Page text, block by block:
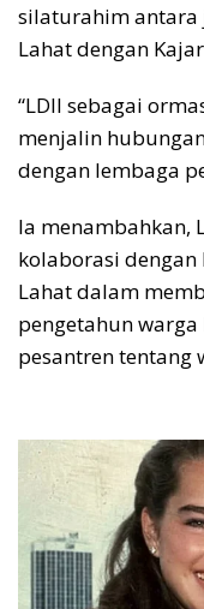
silaturahim antara
Lahat dengan
“LDII sebagai
menjalin
dengan lembaga
Ia menambahkan,
kolaborasi dengan
Lahat dalam
pengetahun
pesantren tentang